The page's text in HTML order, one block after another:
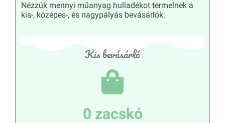
Nézzük mennyi műanyag hulladékot termelnek a
kis-, közepes-, és nagypályás bevásárlók:
Kis bevásárló
0 zacskó